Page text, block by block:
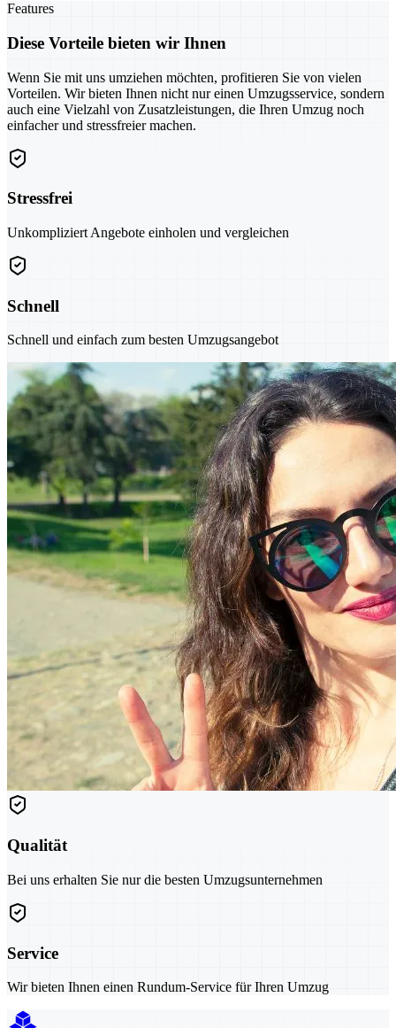
Features
Diese Vorteile bieten wir Ihnen
Wenn Sie mit uns umziehen möchten, profitieren Sie von vielen
Vorteilen. Wir bieten Ihnen nicht nur einen Umzugsservice, sondern
auch eine Vielzahl von Zusatzleistungen, die Ihren Umzug noch
einfacher und stressfreier machen.
Stressfrei
Unkompliziert Angebote einholen und vergleichen
Schnell
Schnell und einfach zum besten Umzugsangebot
Qualität
Bei uns erhalten Sie nur die besten Umzugsunternehmen
Service
Wir bieten Ihnen einen Rundum-Service für Ihren Umzug